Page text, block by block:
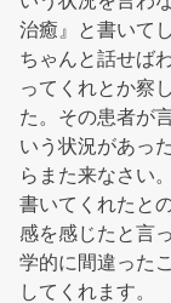
治癒』と書いて
ちゃんと話せば
ってくれとか察
た。その患者が
いう状況があっ
らまた来なさい
書いてくれたと
感を感じたと言
学的に間違った
してくれます。